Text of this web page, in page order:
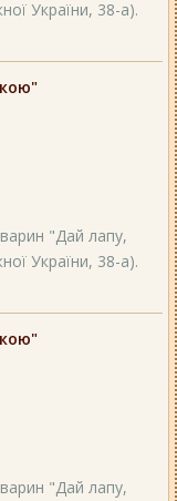
України, 38-а).
"Дай лапу,
України, 38-а).
"Дай лапу,